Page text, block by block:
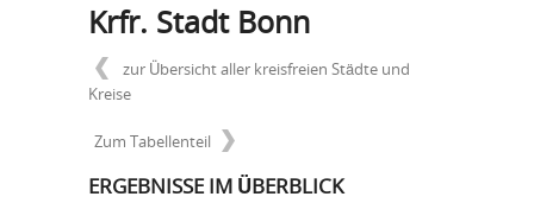
Krfr. Stadt Bonn
zur Übersicht aller kreisfreien Städte und
Kreise
Zum Tabellenteil
ERGEBNISSE IM ÜBERBLICK